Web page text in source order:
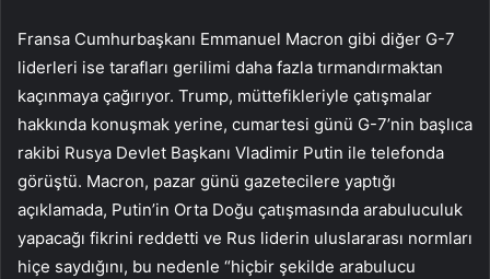
Fransa Cumhurbaşkanı Emmanuel Macron gibi diğer G-7
liderleri ise tarafları gerilimi daha fazla tırmandırmaktan
kaçınmaya çağırıyor. Trump, müttefikleriyle çatışmalar
hakkında konuşmak yerine, cumartesi günü G-7’nin başlıca
rakibi Rusya Devlet Başkanı Vladimir Putin ile telefonda
görüştü. Macron, pazar günü gazetecilere yaptığı
açıklamada, Putin’in Orta Doğu çatışmasında arabuluculuk
yapacağı fikrini reddetti ve Rus liderin uluslararası normları
hiçe saydığını, bu nedenle “hiçbir şekilde arabulucu